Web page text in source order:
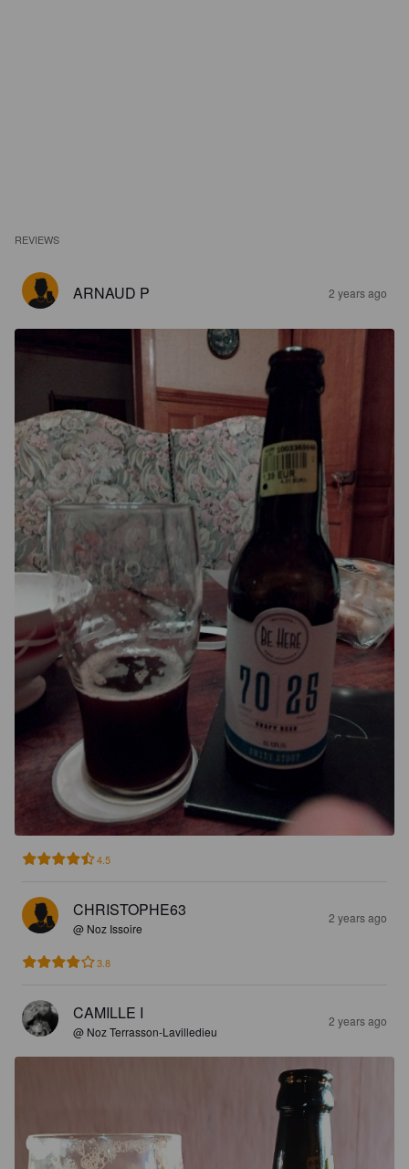
REVIEWS
ARNAUD P 2 years ago
4.5
CHRISTOPHE63
@ Noz Issoire
2 years ago
3.8
CAMILLE I
@ Noz Terrasson-Lavilledieu
2 years ago